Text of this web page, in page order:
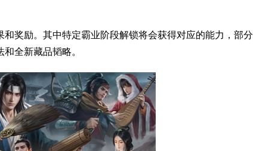
奖励。其中特定霸业阶段解锁将会获得对应的能力，部分
全新藏品韬略。